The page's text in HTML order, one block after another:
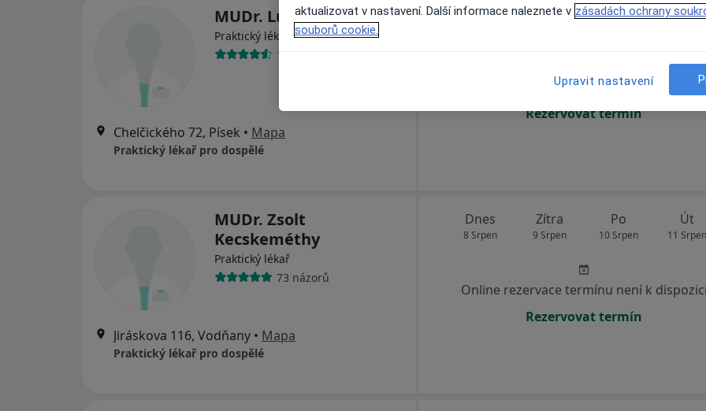
MUDr. Luboš Glück
Praktický lékař
16 názorů
Chelčického 72, Písek • Mapa
Praktický lékař pro dospělé
Dnes Zítra Po Út
Online rezervace termínu není k dispozici
Rezervovat termín
MUDr. Zsolt
Kecskeméthy
Praktický lékař
73 názorů
Jiráskova 116, Vodňany • Mapa
Praktický lékař pro dospělé
Dnes
8 Srpen
Zítra
9 Srpen
Po
10 Srpen
Út
11 Srpen
Online rezervace termínu není k dispozici
Rezervovat termín
aktualizovat v nastavení. Další informace naleznete v zásadách ochrany
souborů cookie.
Upravit nastavení